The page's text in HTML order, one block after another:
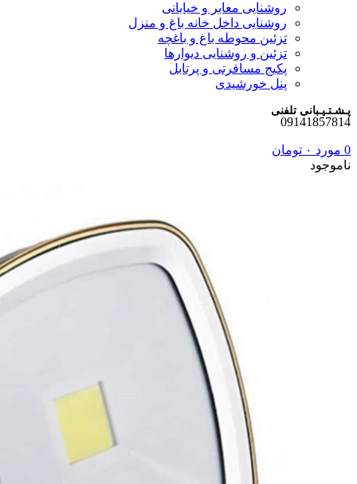
روشنایی معابر و خیابانی
روشنایی داخل خانه باغ و منزل
تزئین محوطه باغ و باغچه
تزئین و روشنایی دیوارها
پکیج مسافرتی و پرتابل
پنل خورشیدی
پـشـتـیـبانی تلفنی
09141857814
0 مورد ۰ تومان
ناموجود